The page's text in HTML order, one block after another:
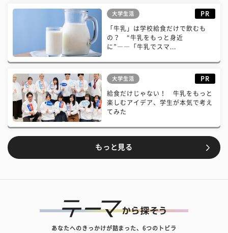
大学生活 PR
「牛乳」は学校給食だけで飲むも
の？ “牛乳をもっと身近
に”――「牛乳でスマ...
大学生活 PR
給食だけじゃない！ 牛乳をもっと
楽しむアイデア、学生が本気で考え
てみた
もっと見る
あなたへのきっかけが詰まった、6つのトビラ